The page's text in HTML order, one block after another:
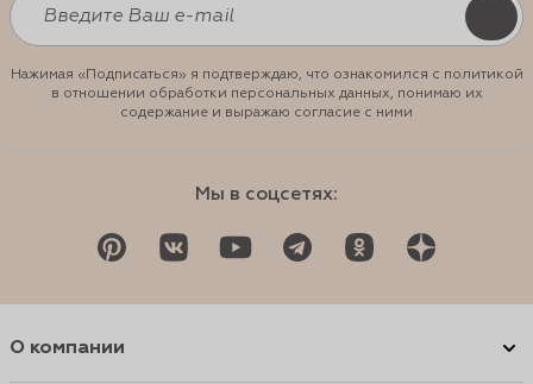
Нажимая «Подписаться» я подтверждаю, что ознакомился с политикой
в отношении обработки персональных данных, понимаю их
содержание и выражаю согласие с ними
Мы в соцсетях:
О компании